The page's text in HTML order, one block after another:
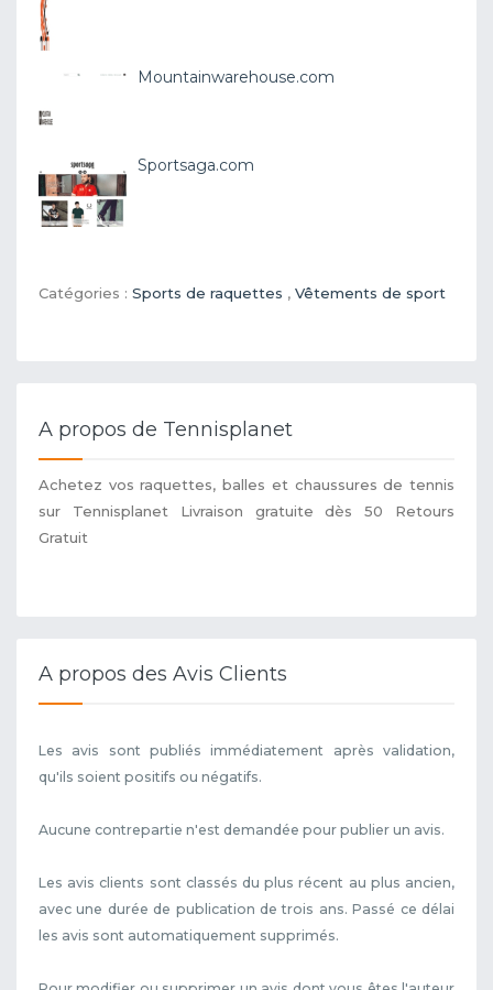
Mountainwarehouse.com
Sportsaga.com
Catégories : Sports de raquettes , Vêtements de sport
A propos de Tennisplanet
Achetez vos raquettes, balles et chaussures de tennis
sur Tennisplanet Livraison gratuite dès 50 Retours
Gratuit
A propos des Avis Clients
Les avis sont publiés immédiatement après validation,
qu'ils soient positifs ou négatifs.
Aucune contrepartie n'est demandée pour publier un avis.
Les avis clients sont classés du plus récent au plus ancien,
avec une durée de publication de trois ans. Passé ce délai
les avis sont automatiquement supprimés.